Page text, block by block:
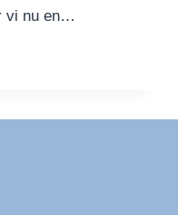
vi nu en…